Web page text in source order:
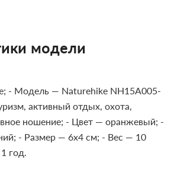
модели
- Модель — Naturehike NH15A005-
активный отдых, охота,
ношение; - Цвет — оранжевый; -
- Размер — 6x4 см; - Вес — 10
год.